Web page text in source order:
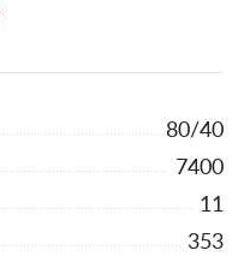
80/40
7400
11
353